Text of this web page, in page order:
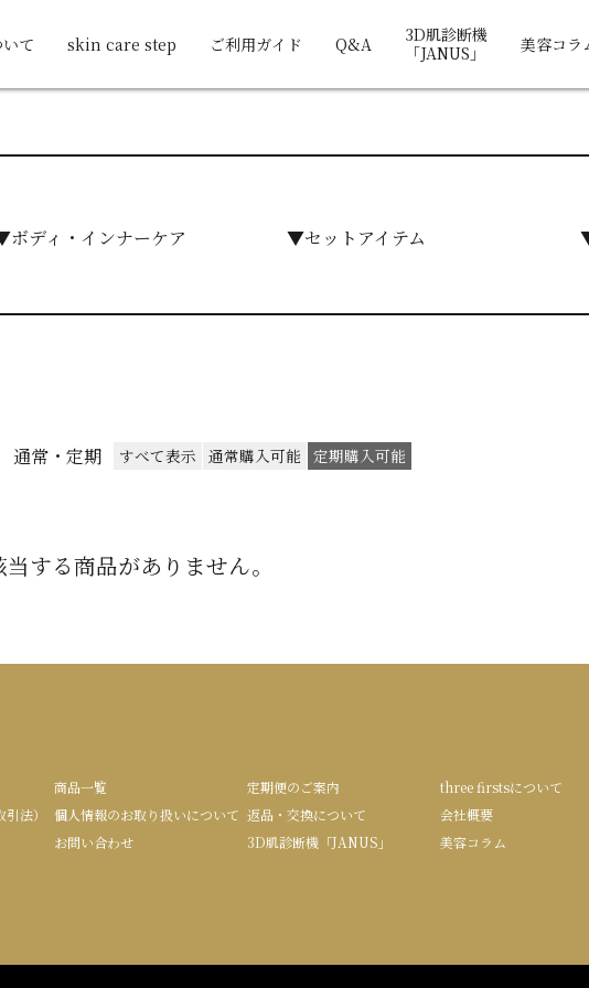
て skin care step ご利用ガイド Q&A
3D肌診断機
「JANUS」
美容コラ
ディ・インナーケア ▼セットアイテム
通常・定期 すべて表示 通常購入可能 定期購入可能
当する商品がありません。
商品一覧 定期便のご案内 three firstsについて
法）
個人情報のお取り扱いについて 返品・交換について 会社概要
お問い合わせ 3D肌診断機「JANUS」 美容コラム